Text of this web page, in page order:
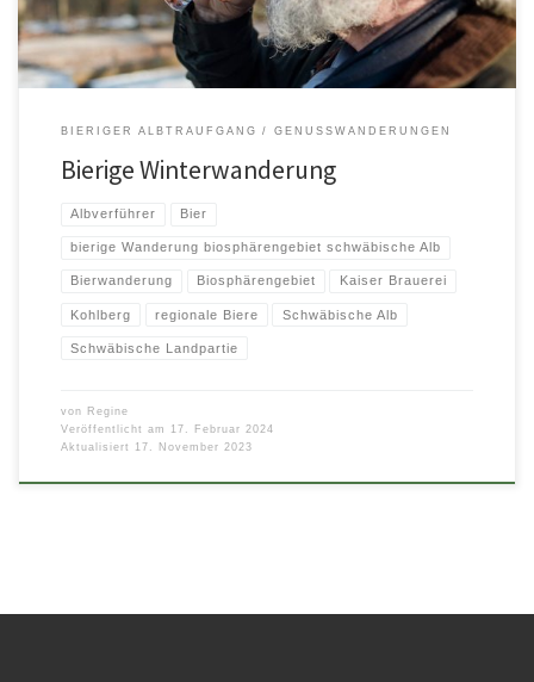
BIERIGER ALBTRAUFGANG GENUSSWANDERUNGEN
Bierige Winterwanderung
Albverführer Bier
bierige Wanderung biosphärengebiet schwäbische Alb
Bierwanderung Biosphärengebiet Kaiser Brauerei
Kohlberg regionale Biere Schwäbische Alb
Schwäbische Landpartie
von Regine
Veröffentlicht am
17. Februar 2024
Aktualisiert
17. November 2023